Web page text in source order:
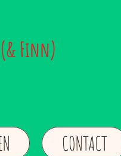
(& Finn)
CONTACT